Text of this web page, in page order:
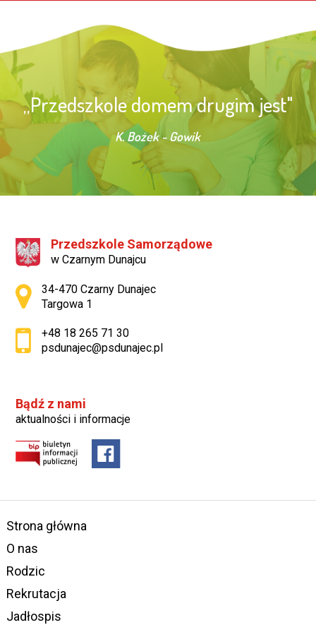
„Przedszkole domem drugim jest"
K. Bożek - Gowik
Przedszkole Samorządowe
w Czarnym Dunajcu
Adres pocztowy:
34-470 Czarny Dunajec
Targowa 1
+48 18 265 71 30
psdunajec@psdunajec.pl
Bądź z nami
aktualności i informacje
Strona główna
O nas
Rodzic
Rekrutacja
Jadłospis